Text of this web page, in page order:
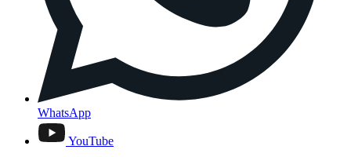
WhatsApp
YouTube